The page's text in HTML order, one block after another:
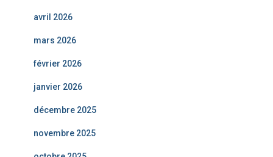
avril 2026
mars 2026
février 2026
janvier 2026
décembre 2025
novembre 2025